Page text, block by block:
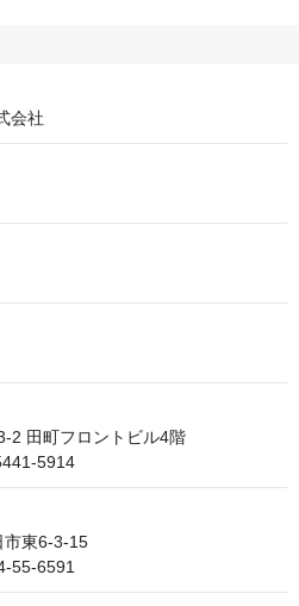
会社
2 田町フロントビル4階
5914
市東6-3-15
55-6591